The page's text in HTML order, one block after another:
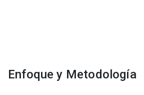
Enfoque y Metodología